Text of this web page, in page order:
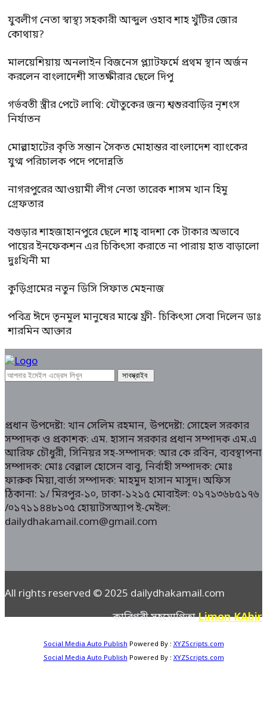
যুবলীগ নেতা স্বাস্থ্য সহকারী আব্দুল ওহাব শাহ খুঁটির জোর
কোথায়?
মালয়েশিয়ায় অনলাইন বিজনেস প্ল্যাটফর্মে প্রথম স্থান অর্জন
করলেন বাংলাদেশী সাতক্ষীরার ছেলে দিপু
গর্ভবতী স্ত্রীর পেটে লাথি: যৌতুকের জন্য শ্বশুরবাড়ির নৃশংস
নির্যাতন
মোল্লাহাটের কৃতি সন্তান সৈকত মোহান্তর বাংলাদেশ ব্যাংকের
যুগ্ম পরিচালক পদে পদোন্নতি
নাগরপুরের আওয়ামী লীগ নেতা তারেক শাসম খান হিমু
গ্রেফতার
বগুড়ার শাহজাহানপুরে ছেলে শাহ্ বাদশা কে টাকার অভাবে
পায়ের ইনফেকশন এর চিকিৎসা করাতে না পারায় হাত বাড়ালো
দুঃখিনী মা
কুড়িগ্রামের নতুন ডিসি সিফাত মেহনাজ
পবিত্র ঈদে তৃনমুল মানুষের মাঝে ফ্রী- চিকিৎসা সেবা দিলেন ডাঃ
শারমিন আক্তার
প্রধান উপদেষ্টা: খান সেলিম রহমান, উপদেষ্টা: সোহেল সরকার
সম্পাদক ও প্রকাশক: এম. হাসান সরকার প্রধান সম্পাদক এম.এ
আরিফ চৌধুরী, সিনিয়র সহ-সম্পাদক: আর কে রবিন, ব্যবস্থাপনা
সম্পাদক: মোঃ বেল্লাল হোসেন বাবু, নির্বাহী সম্পাদক: মোঃ
ফারুক মিয়া,বার্তা সম্পাদক: মাহমুদ হাসান মাসুদ। অফিস
ঠিকানা: ১/ মিরপুর-১০, ঢাকা-১২১৫ মোবাইল: ০১৭১৩৬৮৫১৭৬
/০১৭১১৪৪৮১০৫ হোয়াটসঅ্যাপ ই-মেইল:
dailydhakamail.com@gmail.com
All rights reserved © 2025 dailydhakamail.com
কারিগরী সহযোগিতাLimon KAbir
Social Media Auto Publish Powered By : XYZScripts.com
Social Media Auto Publish Powered By : XYZScripts.com